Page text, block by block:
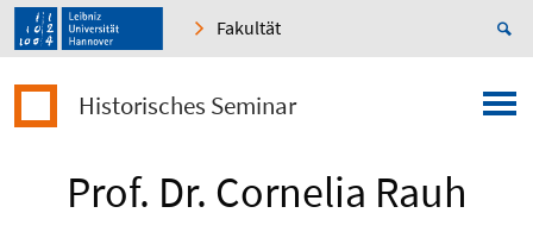
Fakultät
Historisches Seminar
Prof. Dr. Cornelia Rauh